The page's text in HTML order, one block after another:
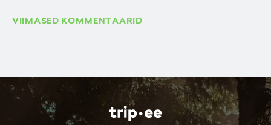
VIIMASED KOMMENTAARID